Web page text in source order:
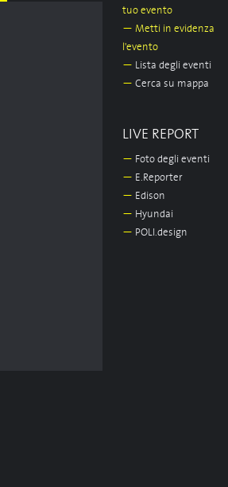
tuo evento
— Metti in evidenza
l'evento
— Lista degli eventi
— Cerca su mappa
LIVE REPORT
— Foto degli eventi
— E.Reporter
— Edison
— Hyundai
— POLI.design